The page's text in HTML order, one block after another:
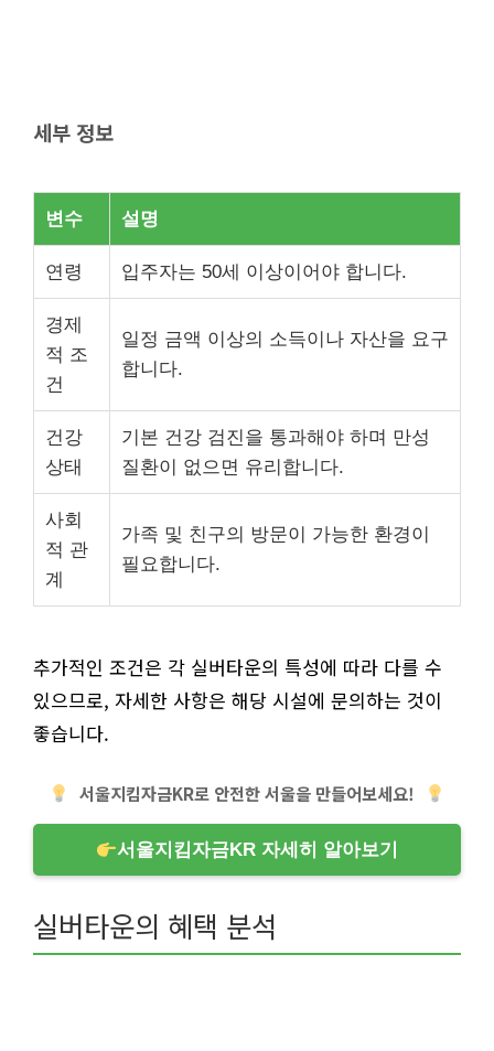
세부 정보
변수 설명
연령 입주자는 50세 이상이어야 합니다.
경제
적 조
건
일정 금액 이상의 소득이나 자산을 요구
합니다.
건강
상태
기본 건강 검진을 통과해야 하며 만성
질환이 없으면 유리합니다.
사회
적 관
계
가족 및 친구의 방문이 가능한 환경이
필요합니다.
추가적인 조건은 각 실버타운의 특성에 따라 다를 수
있으므로, 자세한 사항은 해당 시설에 문의하는 것이
좋습니다.
서울지킴자금KR로 안전한 서울을 만들어보세요!
서울지킴자금KR 자세히 알아보기
실버타운의 혜택 분석